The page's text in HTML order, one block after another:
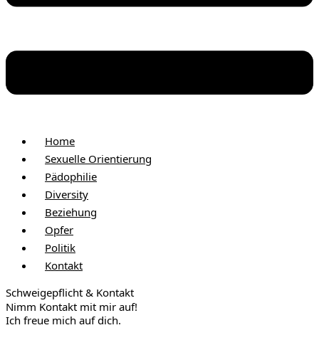
Home
Sexuelle Orientierung
Pädophilie
Diversity
Beziehung
Opfer
Politik
Kontakt
Schweige­pflicht & Kontakt
Nimm Kontakt mit mir auf!
Ich freue mich auf dich.